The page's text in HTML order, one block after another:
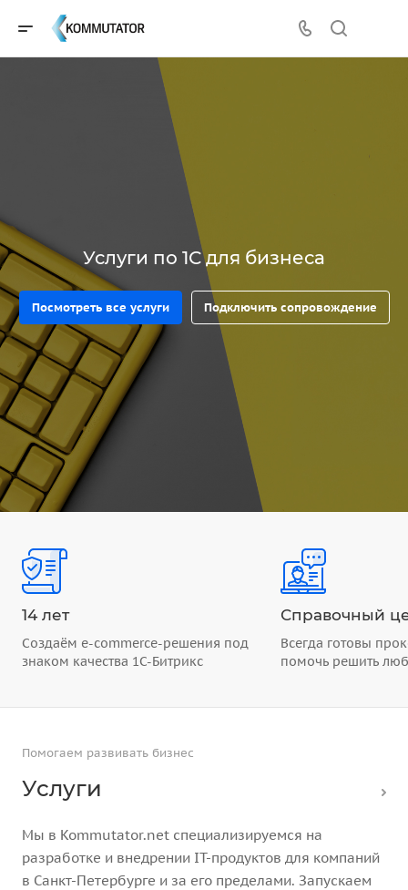
Услуги по 1С для бизнеса
Посмотреть все услуги Подключить сопровождение
14 лет
Создаём e-commerce-решения под
знаком качества 1С-Битрикс
Справочный
Всегда готовы
помочь решить
Помогаем развивать бизнес
Услуги
Мы в Kommutator.net специализируемся на
разработке и внедрении IT-продуктов для компаний
в Санкт-Петербурге и за его пределами. Запускаем